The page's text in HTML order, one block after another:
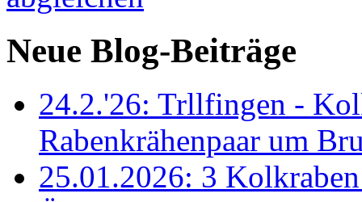
Neue Blog-Beiträge
24.2.'26: Trllfingen -
Rabenkrähenpaar um
25.01.2026: 3